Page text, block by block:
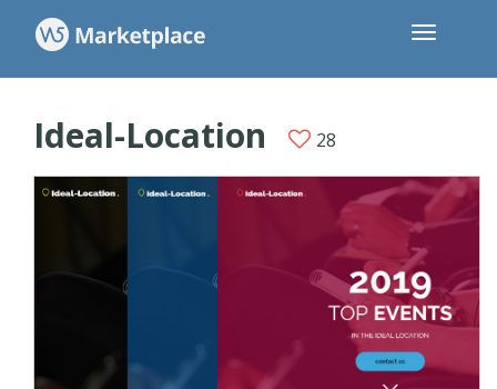
Ideal-Location 28